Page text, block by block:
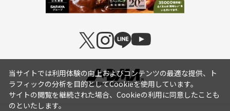
当サイトでは利用体験の向上およびコンテンツの最適な提供、ト
ラフィックの分析を目的としてCookieを使用しています。
サイトの閲覧を継続された場合、Cookieの利用に同意したことも
のといたします。